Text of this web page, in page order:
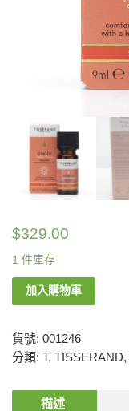
$329.00
1 件庫存
加入購物車
貨號: 001246
分類: T, TISSERAND,
描述